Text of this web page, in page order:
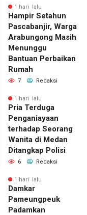
1 hari lalu
Hampir Setahun
Pascabanjir, Warga
Arabungong Masih
Menunggu
Bantuan Perbaikan
Rumah
7 Redaksi
1 hari lalu
Pria Terduga
Penganiayaan
terhadap Seorang
Wanita di Medan
Ditangkap Polisi
6 Redaksi
1 hari lalu
Damkar
Pameungpeuk
Padamkan